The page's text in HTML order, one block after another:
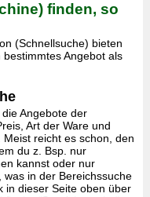
finden, so
(Schnellsuche) bieten
Angebot als
Angebote der
Art der Ware und
reicht es schon, den
du z. Bsp. nur
kannst oder nur
in der Bereichssuche
in dieser Seite oben über